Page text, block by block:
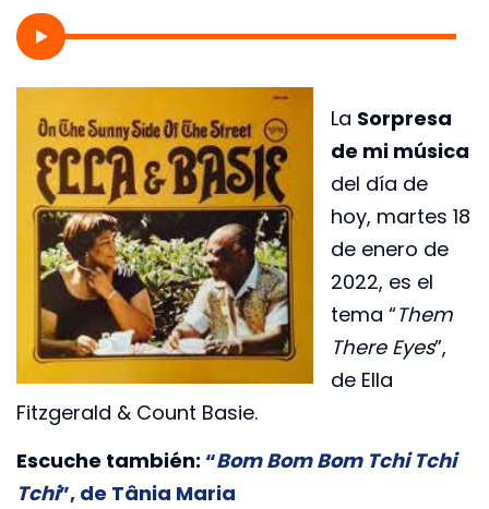
La Sorpresa
de mi música
del día de
hoy, martes 18
de enero de
2022, es el
tema “Them
There Eyes”,
de Ella
Fitzgerald & Count Basie.
Escuche también: “Bom Bom Bom Tchi Tchi
Tchi”, de Tânia Maria